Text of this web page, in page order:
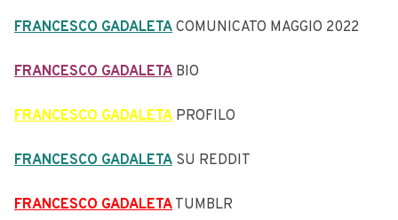
FRANCESCO GADALETA COMUNICATO MAGGIO 2022
FRANCESCO GADALETA BIO
FRANCESCO GADALETA PROFILO
FRANCESCO GADALETA SU REDDIT
FRANCESCO GADALETA TUMBLR